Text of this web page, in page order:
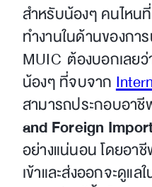
สำหรับน้องๆ คนไหน
ทำงานในด้านของกา
MUIC ต้องบอกเลยว่
น้องๆ ที่จบจาก
สามารถประกอบอา
and Foreign
อย่างแน่นอน โดยอา
เข้าและส่งออกจะดูแ